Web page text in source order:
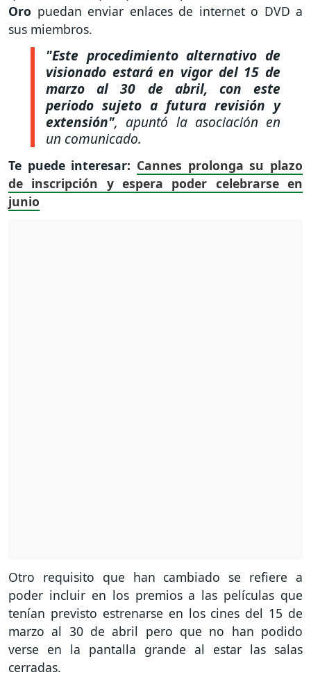
Oro puedan enviar enlaces de internet o DVD a
sus miembros.
"Este procedimiento alternativo de
visionado estará en vigor del 15 de
marzo al 30 de abril, con este
periodo sujeto a futura revisión y
extensión", apuntó la asociación en
un comunicado.
Te puede interesar: Cannes prolonga su plazo
de inscripción y espera poder celebrarse en
junio
Otro requisito que han cambiado se refiere a
poder incluir en los premios a las películas que
tenían previsto estrenarse en los cines del 15 de
marzo al 30 de abril pero que no han podido
verse en la pantalla grande al estar las salas
cerradas.